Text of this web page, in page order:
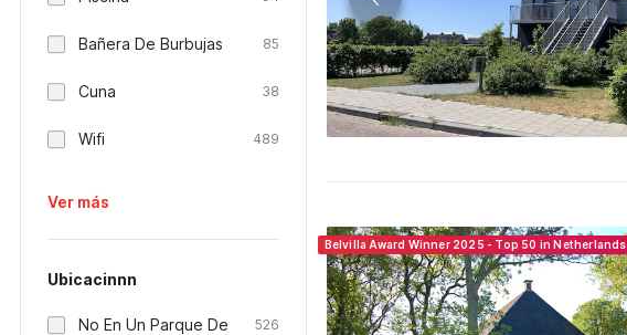
Bañera De Burbujas 85
Cuna 38
Wifi 489
Ver más
Ubicacinnn
No En Un Parque De
526
Belvilla Award Winner 2025 - Top 50 in Netherlands